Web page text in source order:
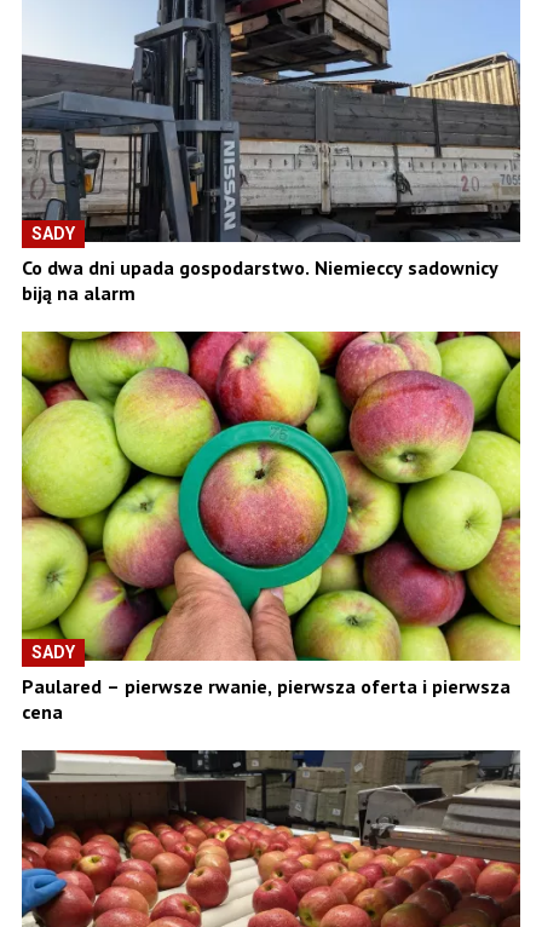
SADY
Co dwa dni upada gospodarstwo. Niemieccy sadownicy
biją na alarm
SADY
Paulared – pierwsze rwanie, pierwsza oferta i pierwsza
cena